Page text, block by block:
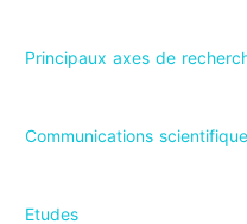
Principaux axes de
Communications
Etudes